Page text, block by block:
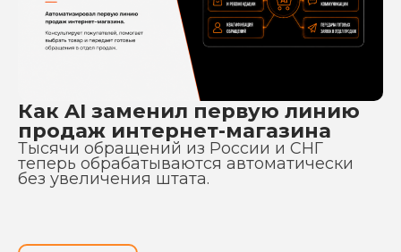
Как AI заменил первую линию
продаж интернет-магазина
Тысячи обращений из России и СНГ
теперь обрабатываются автоматически
без увеличения штата.